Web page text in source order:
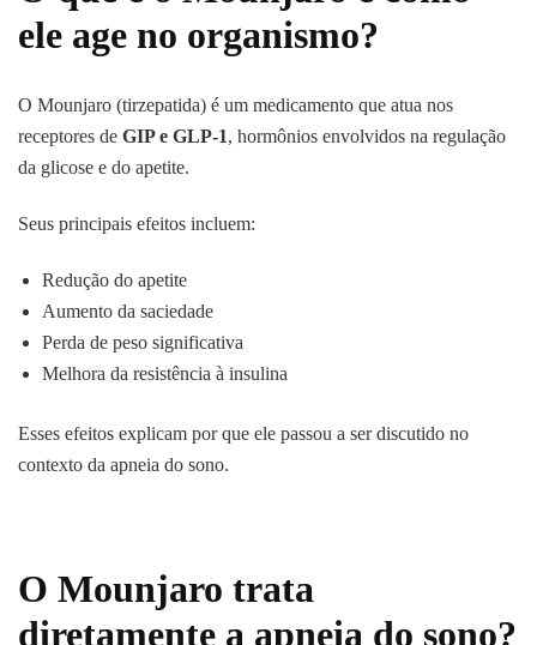
ele age no organismo?
O Mounjaro (tirzepatida) é um medicamento que atua nos
receptores de GIP e GLP-1, hormônios envolvidos na regulação
da glicose e do apetite.
Seus principais efeitos incluem:
Redução do apetite
Aumento da saciedade
Perda de peso significativa
Melhora da resistência à insulina
Esses efeitos explicam por que ele passou a ser discutido no
contexto da apneia do sono.
O Mounjaro trata
diretamente a apneia do sono?